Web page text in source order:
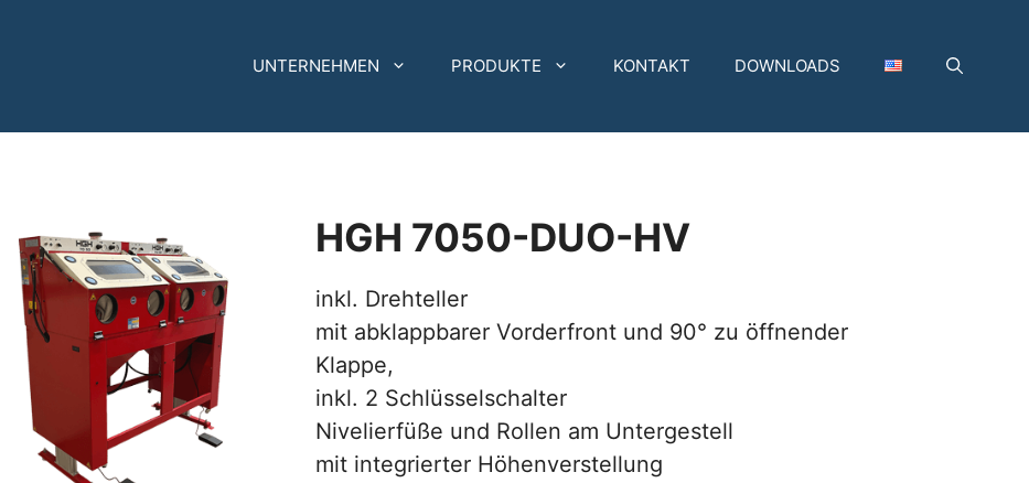
UNTERNEHMEN PRODUKTE KONTAKT DOWNLOADS
HGH 7050-DUO-HV
inkl. Drehteller
mit abklappbarer Vorderfront und 90° zu öffnender
Klappe,
inkl. 2 Schlüsselschalter
Nivelierfüße und Rollen am Untergestell
mit integrierter Höhenverstellung